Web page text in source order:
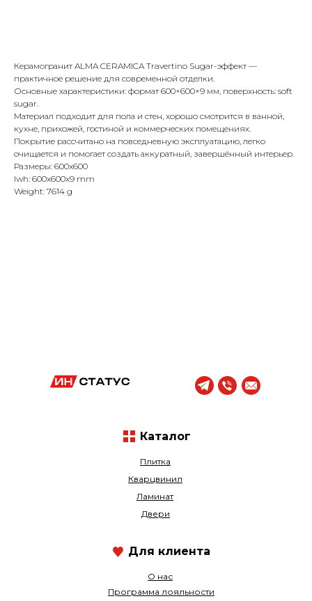
Керамогранит ALMA CERAMICA Travertino Sugar-эффект —
практичное решение для современной отделки.
Основные характеристики: формат 600×600×9 мм, поверхность: soft
sugar.
Материал подходит для пола и стен, хорошо смотрится в ванной,
кухне, прихожей, гостиной и коммерческих помещениях.
Покрытие рассчитано на повседневную эксплуатацию, легко
очищается и помогает создать аккуратный, завершённый интерьер.
Размеры: 600x600
lwh: 600x600x9 mm
Weight: 7614 g
Плитка
Кварцвинил
О нас
Ламинат
Программа лояльности
Двери
Каталог
Для клиента